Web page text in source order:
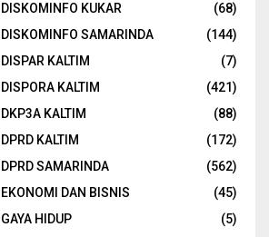
DISKOMINFO KUKAR
(68)
DISKOMINFO SAMARINDA
(144)
DISPAR KALTIM
(7)
DISPORA KALTIM
(421)
DKP3A KALTIM
(88)
DPRD KALTIM
(172)
DPRD SAMARINDA
(562)
EKONOMI DAN BISNIS
(45)
GAYA HIDUP
(5)